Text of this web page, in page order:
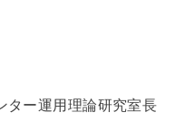
ター運用理論研究室長